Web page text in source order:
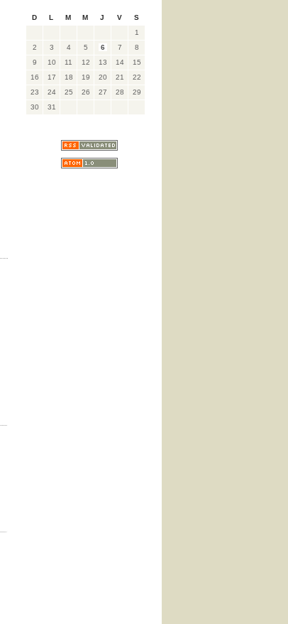
D L M M J V
S
1
2
3 4 5 6 7
8
9
10 11 12 13 14
15
16
17 18 19 20 21
22
23
24 25 26 27 28
29
30
31